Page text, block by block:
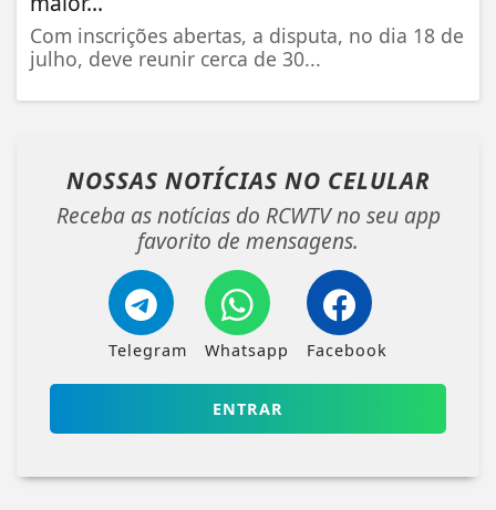
Com inscrições abertas, a disputa, no dia 18 de
julho, deve reunir cerca de 30...
NOSSAS NOTÍCIAS NO CELULAR
Receba as notícias do RCWTV no seu app
favorito de mensagens.
Telegram Whatsapp Facebook
ENTRAR